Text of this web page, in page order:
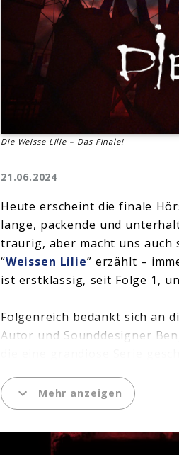
Die Weisse Lilie – Das Finale!
21.06.2024
Heute erscheint die finale
lange, packende und
traurig, aber macht uns auch
“Weissen Lilie” erzählt –
ist erstklassig, seit Folge 1,
Folgenreich bedankt sich an
Autor und Sounddesigner
gemacht, diese tolle Story zu
heute überall als Stream und
Mehr anzeigen